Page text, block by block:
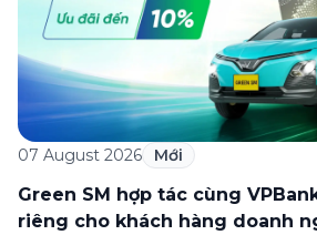
07 August 2026 Mới
Green SM hợp tác cùng
riêng cho khách hàng doanh